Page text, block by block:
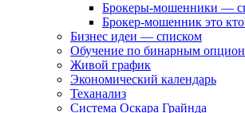
Брокеры-мошенники —
Брокер-мошенник это
Бизнес идеи — списком
Обучение по бинарным
Живой график
Экономический календарь
Теханализ
Система Оскара Грайнда